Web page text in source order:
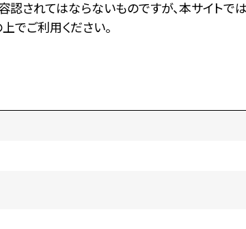
されてはならないものですが、本サイトで
でご利用ください。